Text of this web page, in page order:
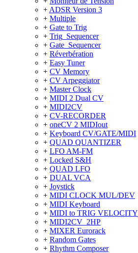
+ ADSR Version 3
+ Multiple
+ Gate to Trig
+ Trig_Sequencer
+ Gate_Sequencer
+ Réverbération
+ Easy Tuner
+ CV Memory
+ CV Arpeggiator
+ Master Clock
+ MIDI 2 Dual CV
+ MIDI2CV
+ CV-RECORDER
+ oneCV 2 MIDIout
+ Keyboard CV/GATE/MIDI
+ QUAD QUANTIZER
+ LFO AM-FM
+ Locked S&H
+ QUAD LFO
+ DUAL VCA
+ Joystick
+ MIDI CLOCK MUL/DEV
+ MIDI Keyboard
+ MIDI to TRIG VELOCITY
+ MIDI2CV_2HP
+ MIXER Eurorack
+ Random Gates
+ Rhythm Composer